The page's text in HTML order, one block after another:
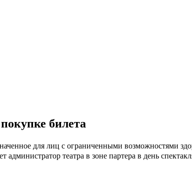
билета
для лиц с ограниченными возможностями
администратор театра в зоне партера в день